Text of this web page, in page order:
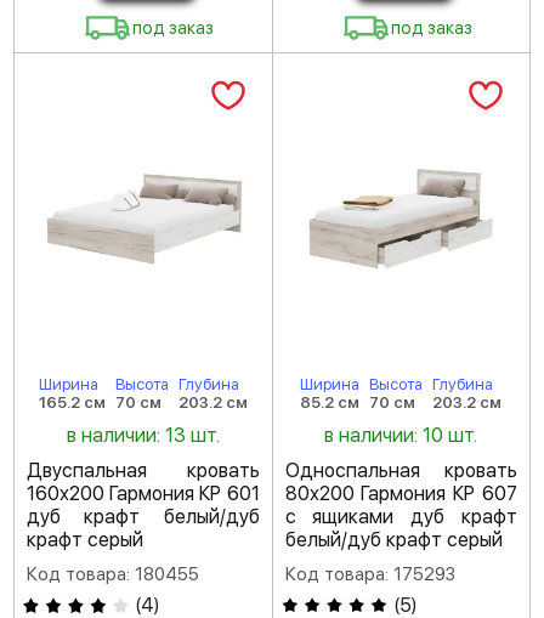
под заказ под заказ
Ширина
165.2 см
Высота
70 см
Глубина
203.2 см
в наличии: 13 шт.
Двуспальная кровать
160х200 Гармония КР 601
дуб крафт белый/дуб
крафт серый
Код товара: 180455
(4)
Ширина
85.2 см
Высота
70 см
Глубина
203.2 см
в наличии: 10 шт.
Односпальная кровать
80х200 Гармония КР 607
с ящиками дуб крафт
белый/дуб крафт серый
Код товара: 175293
(5)